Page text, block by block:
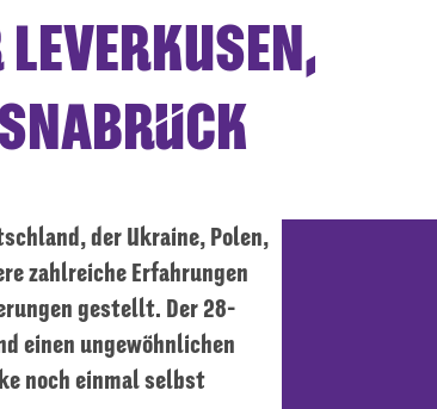
der Ukraine, Polen,
zahlreiche Erfahrungen
gestellt. Der 28-
einen ungewöhnlichen
noch einmal selbst